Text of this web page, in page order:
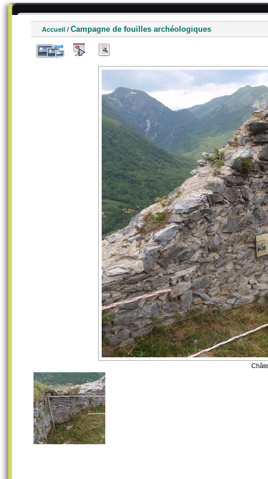
Accueil / Campagne de fouilles archéologiques